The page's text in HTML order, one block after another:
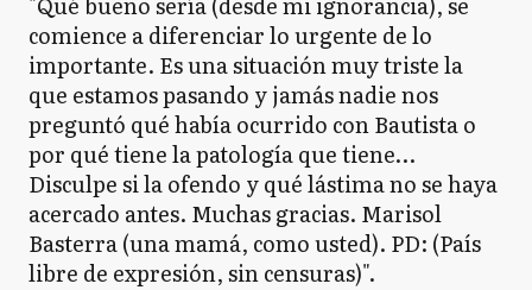
comience a diferenciar lo urgente de lo
importante. Es una situación muy triste la
que estamos pasando y jamás nadie nos
preguntó qué había ocurrido con Bautista o
por qué tiene la patología que tiene…
Disculpe si la ofendo y qué lástima no se haya
acercado antes. Muchas gracias. Marisol
Basterra (una mamá, como usted). PD: (País
libre de expresión, sin censuras)".